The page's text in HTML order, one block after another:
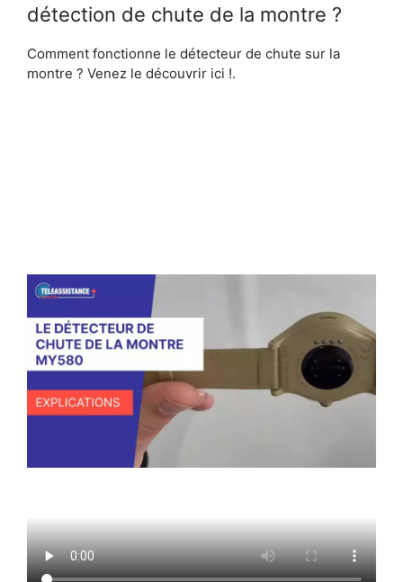
détection de chute de la montre ?
Comment fonctionne le détecteur de chute sur la
montre ? Venez le découvrir ici !.